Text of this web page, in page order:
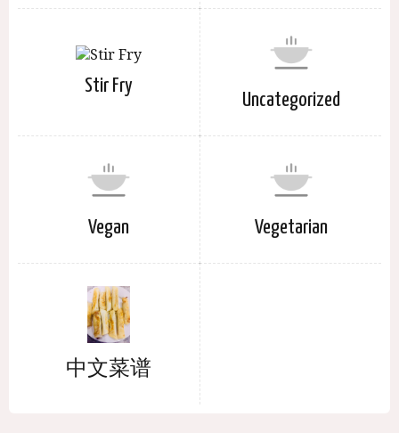
Stir Fry
Uncategorized
Vegan Vegetarian
中文菜谱